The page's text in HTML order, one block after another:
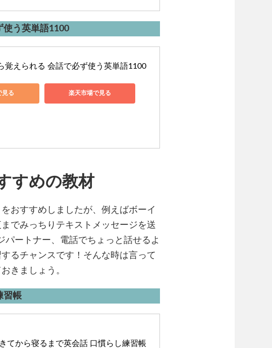
使う英単語1100
覚えられる 会話で必ず使う英単語1100
見る 楽天市場で見る
すめの教材
おすすめしましたが、例えばボーイ
でみっちりテキストメッセージを送
ートナー、電話でちょっと話せるよ
るチャンスです！そんな時は言って
きましょう。
習帳
てから寝るまで英会話 口慣らし練習帳